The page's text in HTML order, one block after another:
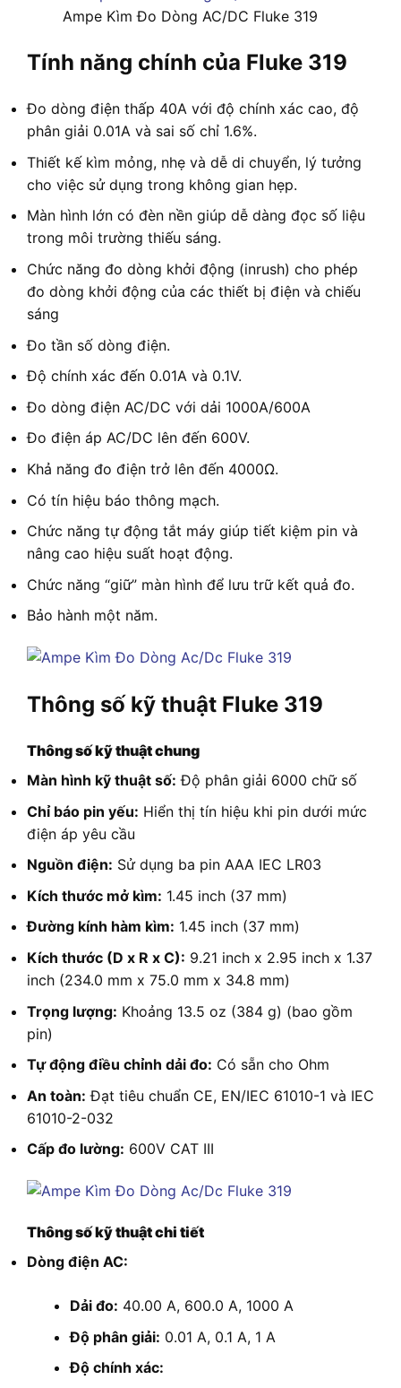
Ampe Kìm Đo Dòng AC/DC Fluke 319
Tính năng chính của Fluke 319
Đo dòng điện thấp 40A với độ chính xác cao, độ
phân giải 0.01A và sai số chỉ 1.6%.
Thiết kế kìm mỏng, nhẹ và dễ di chuyển, lý tưởng
cho việc sử dụng trong không gian hẹp.
Màn hình lớn có đèn nền giúp dễ dàng đọc số liệu
trong môi trường thiếu sáng.
Chức năng đo dòng khởi động (inrush) cho phép
đo dòng khởi động của các thiết bị điện và chiếu
sáng
Đo tần số dòng điện.
Độ chính xác đến 0.01A và 0.1V.
Đo dòng điện AC/DC với dải 1000A/600A
Đo điện áp AC/DC lên đến 600V.
Khả năng đo điện trở lên đến 4000Ω.
Có tín hiệu báo thông mạch.
Chức năng tự động tắt máy giúp tiết kiệm pin và
nâng cao hiệu suất hoạt động.
Chức năng “giữ” màn hình để lưu trữ kết quả đo.
Bảo hành một năm.
Thông số kỹ thuật Fluke 319
Thông số kỹ thuật chung
Màn hình kỹ thuật số: Độ phân giải 6000 chữ số
Chỉ báo pin yếu: Hiển thị tín hiệu khi pin dưới mức
điện áp yêu cầu
Nguồn điện: Sử dụng ba pin AAA IEC LR03
Kích thước mở kìm: 1.45 inch (37 mm)
Đường kính hàm kìm: 1.45 inch (37 mm)
Kích thước (D x R x C): 9.21 inch x 2.95 inch x 1.37
inch (234.0 mm x 75.0 mm x 34.8 mm)
Trọng lượng: Khoảng 13.5 oz (384 g) (bao gồm
pin)
Tự động điều chỉnh dải đo: Có sẵn cho Ohm
An toàn: Đạt tiêu chuẩn CE, EN/IEC 61010-1 và IEC
61010-2-032
Cấp đo lường: 600V CAT III
Thông số kỹ thuật chi tiết
Dòng điện AC:
Dải đo: 40.00 A, 600.0 A, 1000 A
Độ phân giải: 0.01 A, 0.1 A, 1 A
Độ chính xác: